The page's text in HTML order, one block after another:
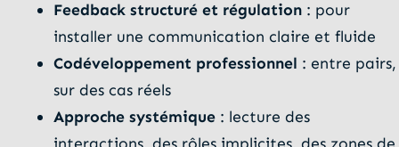
Feedback structuré et régulation : pour
installer une communication claire et fluide
Codéveloppement professionnel : entre pairs,
sur des cas réels
Approche systémique : lecture des